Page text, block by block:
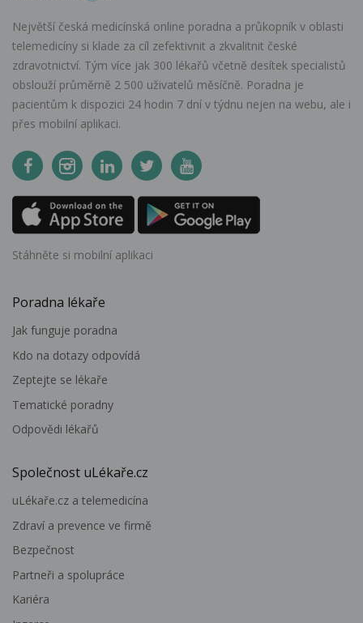
Největší česká medicínská online poradna a průkopník v oblasti
telemedicíny si klade za cíl zefektivnit a zkvalitnit české
zdravotnictví. Tým více jak 300 lékařů včetně desítek specialistů
obslouží průměrně 2 500 uživatelů měsíčně. Poradna je
pacientům k dispozici 24 hodin 7 dní v týdnu nejen na webu, ale i
přes mobilní aplikaci.
Stáhněte si mobilní aplikaci
Poradna lékaře
Jak funguje poradna
Kdo na dotazy odpovídá
Zeptejte se lékaře
Tematické poradny
Odpovědi lékařů
Společnost uLékaře.cz
uLékaře.cz a telemedicína
Zdraví a prevence ve firmě
Bezpečnost
Partneři a spolupráce
Kariéra